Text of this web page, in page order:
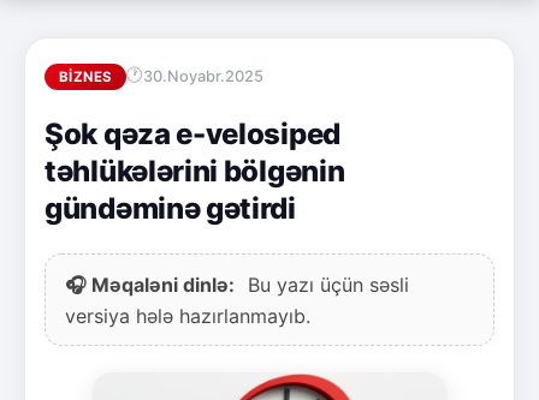
BIZNES 30.Noyabr.2025
Şok qəza e-velosiped
təhlükələrini bölgənin
gündəminə gətirdi
🎧 Məqaləni dinlə:
Bu yazı üçün səsli
versiya hələ hazırlanmayıb.